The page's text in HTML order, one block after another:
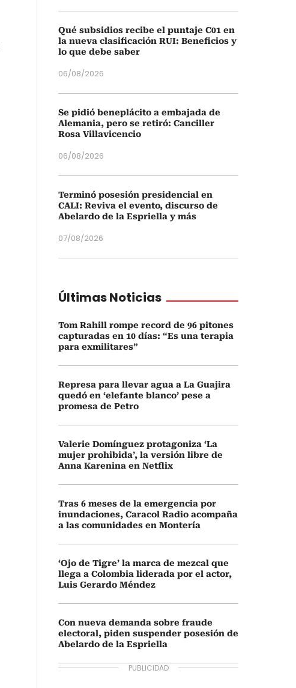
Qué subsidios recibe el puntaje C01 en
la nueva clasificación RUI: Beneficios y
lo que debe saber
06/08/2026
Se pidió beneplácito a embajada de
Alemania, pero se retiró: Canciller
Rosa Villavicencio
06/08/2026
Terminó posesión presidencial en
CALI: Reviva el evento, discurso de
Abelardo de la Espriella y más
07/08/2026
Últimas Noticias
Tom Rahill rompe record de 96 pitones
capturadas en 10 días: “Es una terapia
para exmilitares”
Represa para llevar agua a La Guajira
quedó en ‘elefante blanco’ pese a
promesa de Petro
Valerie Domínguez protagoniza ‘La
mujer prohibida’, la versión libre de
Anna Karenina en Netflix
Tras 6 meses de la emergencia por
inundaciones, Caracol Radio acompaña
a las comunidades en Montería
‘Ojo de Tigre’ la marca de mezcal que
llega a Colombia liderada por el actor,
Luis Gerardo Méndez
Con nueva demanda sobre fraude
electoral, piden suspender posesión de
Abelardo de la Espriella